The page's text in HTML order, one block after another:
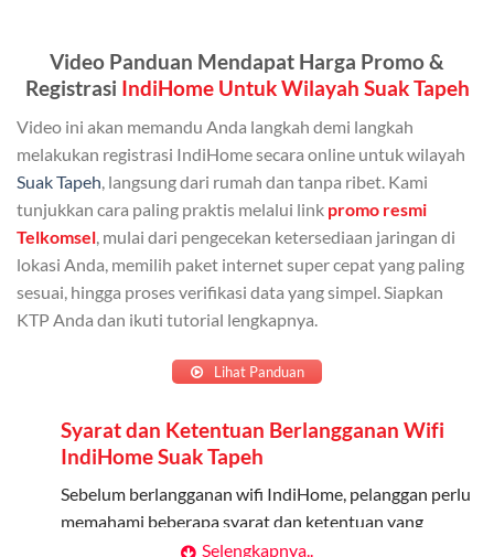
Bisa Dibagi Hingga 5 Anggota
Admin dapat mendaftarkan hingga 5 anggota
keluarga atau teman untuk menggunakan kuota ini.
Berlaku Nasional
Kuota keluarga bisa digunakan di seluruh Indonesia
untuk jaringan 2G, 3G, dan 4G.
Tidak Berlaku untuk Roaming
Daftarkan Anggota: Admin dapat mendaftarkan anggota
Bagikan Kuota: Setelah terdaftar, anggota bisa langsung
menggunakan kuota keluarga.
Video Panduan Mendapat Harga Promo &
Registrasi IndiHome Untuk Wilayah Suak Tapeh
Video ini akan memandu Anda langkah demi langkah
melakukan registrasi IndiHome secara online untuk wilayah
Suak Tapeh , langsung dari rumah dan tanpa ribet. Kami
tunjukkan cara paling praktis melalui link promo resmi
Telkomsel , mulai dari pengecekan ketersediaan jaringan di
lokasi Anda, memilih paket internet super cepat yang paling
sesuai, hingga proses verifikasi data yang simpel. Siapkan
KTP Anda dan ikuti tutorial lengkapnya.
Lihat Panduan
Syarat dan Ketentuan Berlangganan Wifi
IndiHome Suak Tapeh
Sebelum berlangganan wifi IndiHome, pelanggan perlu
memahami beberapa syarat dan ketentuan yang
Selengkapnya..